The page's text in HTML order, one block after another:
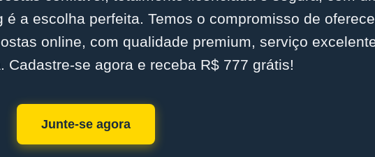
a escolha perfeita. Temos o compromisso de
online, com qualidade premium, serviço
Cadastre-se agora e receba R$ 777 grátis!
Junte-se agora